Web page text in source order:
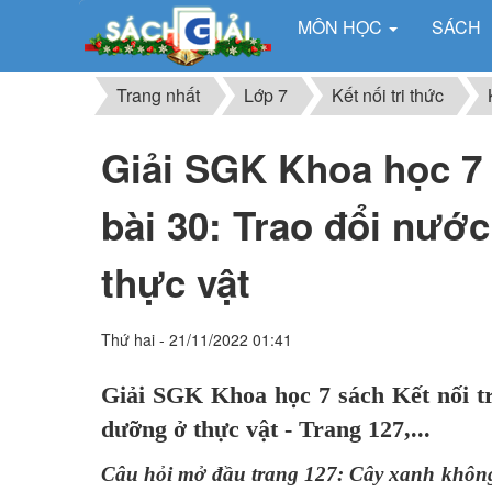
MÔN HỌC SÁCH
Trang nhất Lớp 7 Kết nối tri thức
Giải SGK Khoa học
bài 30: Trao đổi
thực vật
Thứ hai - 21/11/2022 01:41
Giải SGK Khoa học 7 sách Kết nối
dưỡng ở thực vật - Trang 127,...
Câu hỏi mở đầu trang 127: Cây xanh